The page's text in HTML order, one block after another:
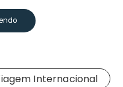
Internacional